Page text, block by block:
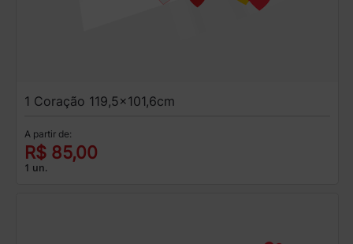
1 Coração 119,5x101,6cm
A partir de:
R$ 85,00
1 un.